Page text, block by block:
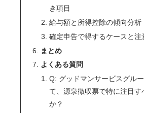
き項目
給与額と所得控除の傾向分析
確定申告で得するケースと注
まとめ
よくある質問
Q: グッドマンサービスグル
て、源泉徴収票で特に注目す
か？